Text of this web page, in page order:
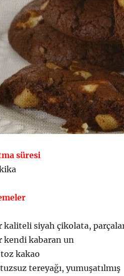
süresi
kaliteli siyah çikolata,
kendi kabaran un
kakao
tereyağı, yumuşatılmış